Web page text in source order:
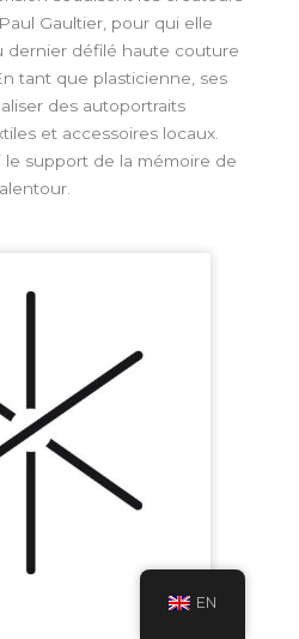
Gaultier, pour qui elle
dernier défilé haute couture
tant que plasticienne, ses
des autoportraits
et accessoires locaux.
le support de la mémoire de
EN